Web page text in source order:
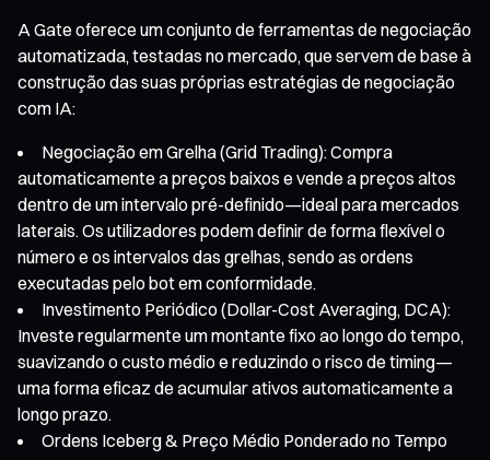
A Gate oferece um conjunto de ferramentas de negociação
automatizada, testadas no mercado, que servem de base à
construção das suas próprias estratégias de negociação
com IA:
Negociação em Grelha (Grid Trading): Compra
automaticamente a preços baixos e vende a preços altos
dentro de um intervalo pré-definido—ideal para mercados
laterais. Os utilizadores podem definir de forma flexível o
número e os intervalos das grelhas, sendo as ordens
executadas pelo bot em conformidade.
Investimento Periódico (Dollar-Cost Averaging, DCA):
Investe regularmente um montante fixo ao longo do tempo,
suavizando o custo médio e reduzindo o risco de timing—
uma forma eficaz de acumular ativos automaticamente a
longo prazo.
Ordens Iceberg & Preço Médio Ponderado no Tempo